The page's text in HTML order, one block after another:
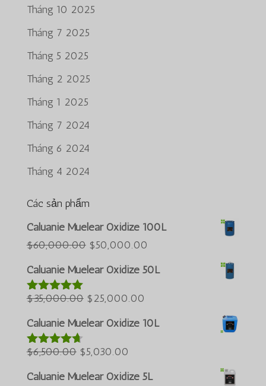
Tháng 10 2025
Tháng 7 2025
Tháng 5 2025
Tháng 2 2025
Tháng 1 2025
Tháng 7 2024
Tháng 6 2024
Tháng 4 2024
Các sản phẩm
Caluanie Muelear Oxidize 100L
$60,000.00 Giá
gốc
$60,000.00.
$50,000.00
Caluanie Muelear Oxidize 50L
Được xếp
sao
$35,000.00 Giá
gốc
$35,000.00.
$25,000.00
Caluanie Muelear Oxidize 10L
Được xếp
5 sao
$6,500.00 Giá
gốc
$5,030.00
hiện
Caluanie Muelear Oxidize 5L한국어
Bahasa Melayu
Português do Brasil